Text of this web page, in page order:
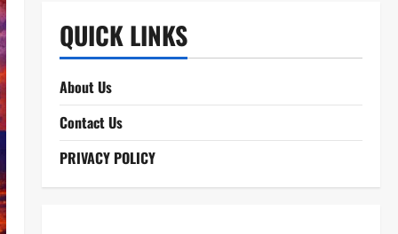
QUICK LINKS
About Us
Contact Us
PRIVACY POLICY